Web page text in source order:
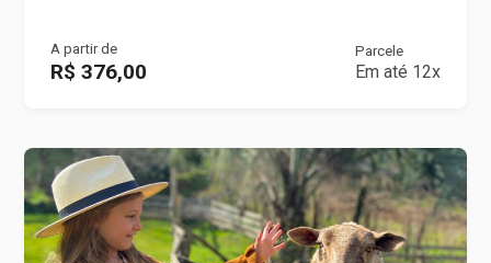
A partir de
R$ 376,00
Parcele
Em até 12x